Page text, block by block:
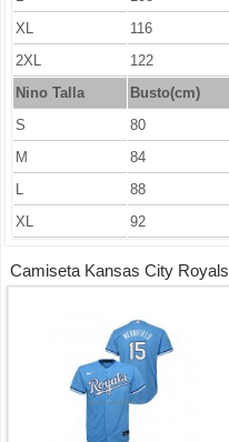
XL
116
2XL
122
Nino Talla
Busto(cm)
S
80
M
84
L
88
XL
92
Camiseta Kansas City Royals